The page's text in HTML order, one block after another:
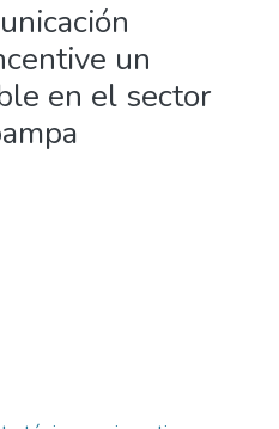
un
en el sector